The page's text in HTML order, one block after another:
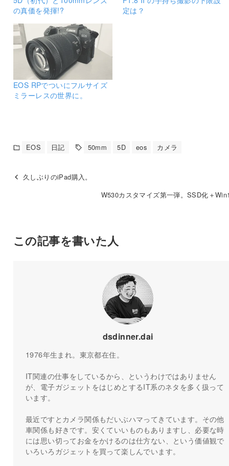
の真価を発揮!?
定は？
EOS RPでついにフルサイズ
ミラーレスの世界に。
EOS 日記 50mm 5D eos カメラ
久しぶりのiPad購入。
W530カスタマイズ第一弾。SSD化＋
この記事を書いた人
dsdinner.dai
1976年生まれ。東京都在住。
IT関連の仕事をしているから、というわけではありません
が、電子ガジェットをはじめとするIT系のネタを多く扱って
います。
最近ですとカメラ関係もだいぶハマってきています。その他
車関係も好きです。安くていいものもありますし、必要な時
には思い切ってお金をかけるのは仕方ない、という価値観で
いろいろガジェットを買って楽しんでいます。